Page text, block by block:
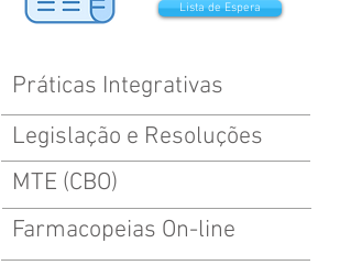
Lista de Espera
Práticas Integrativas
Legislação e Resoluções
MTE (CBO)
Farmacopeias On-line